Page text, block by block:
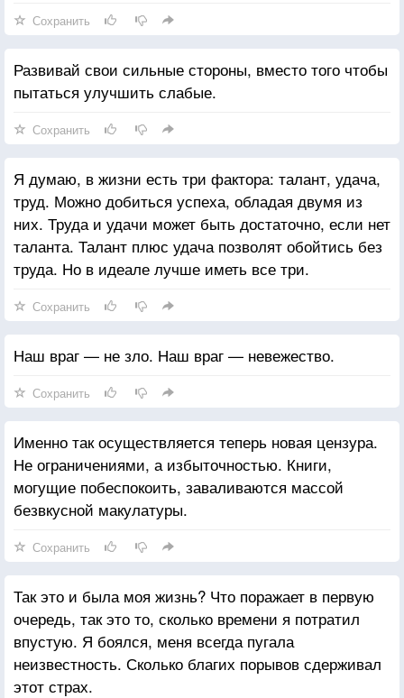
поезд.
Чтобы узнать цену секунды, спроси того, кто
потерял близкого человека в автомобильной
катастрофе.
серебряного медалиста Олимпийских игр.
Стрелки часов не остановят свой бег. Поэтому
дорожите каждым моментом Вашей жизни. И
цените сегодняшний день, как величайший дар,
который вам дан.
Сохранить
Развивай свои сильные стороны, вместо того чтобы
пытаться улучшить слабые.
Сохранить
Я думаю, в жизни есть три фактора: талант, удача,
труд. Можно добиться успеха, обладая двумя из
них. Труда и удачи может быть достаточно, если нет
таланта. Талант плюс удача позволят обойтись без
труда. Но в идеале лучше иметь все три.
Сохранить
Наш враг — не зло. Наш враг — невежество.
Сохранить
Именно так осуществляется теперь новая цензура.
Не ограничениями, а избыточностью. Книги,
могущие побеспокоить, заваливаются массой
безвкусной макулатуры.
Сохранить
Так это и была моя жизнь? Что поражает в первую
очередь, так это то, сколько времени я потратил
впустую. Я боялся, меня всегда пугала
неизвестность. Сколько благих порывов сдерживал
этот страх.